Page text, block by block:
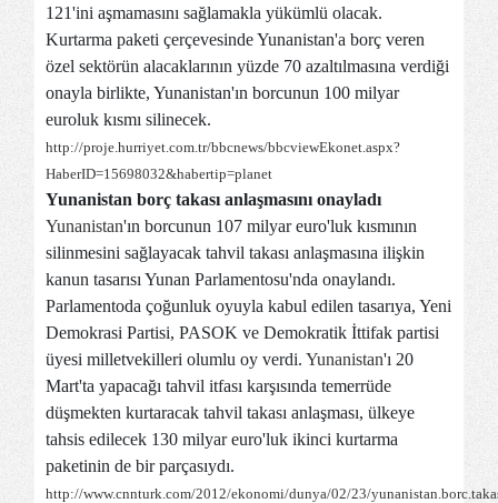
121'ini aşmamasını sağlamakla yükümlü olacak.
Kurtarma paketi çerçevesinde Yunanistan'a borç veren
özel sektörün alacaklarının yüzde 70 azaltılmasına verdiği
onayla birlikte, Yunanistan'ın borcunun 100 milyar
euroluk kısmı silinecek.
http://proje.hurriyet.com.tr/bbcnews/bbcviewEkonet.aspx?
HaberID=15698032&habertip=planet
Yunanistan borç takası anlaşmasını onayladı
Yunanistan'ın borcunun 107 milyar euro'luk kısmının
silinmesini sağlayacak tahvil takası anlaşmasına ilişkin
kanun tasarısı Yunan Parlamentosu'nda onaylandı.
Parlamentoda çoğunluk oyuyla kabul edilen tasarıya, Yeni
Demokrasi Partisi, PASOK ve Demokratik İttifak partisi
üyesi milletvekilleri olumlu oy verdi. Yunanistan'ı 20
Mart'ta yapacağı tahvil itfası karşısında temerrüde
düşmekten kurtaracak tahvil takası anlaşması, ülkeye
tahsis edilecek 130 milyar euro'luk ikinci kurtarma
paketinin de bir parçasıydı.
http://www.cnnturk.com/2012/ekonomi/dunya/02/23/